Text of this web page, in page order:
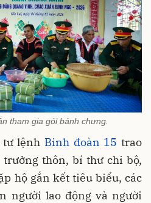
tham gia gói bánh chưng.
tư lệnh Binh đoàn 15 trao
thôn, bí thư chi bộ,
hộ gắn kết tiêu biểu, các
người lao động và người